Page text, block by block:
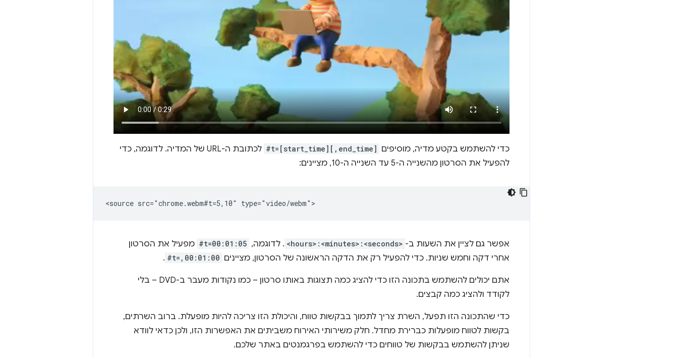
כדי להשתמש בקטע מדיה, מוסיפים #t=[start_time][,end_time]
לכתובת ה-URL של המדיה. לדוגמה, כדי
להפעיל את הסרטון מהשנייה ה-5 עד השנייה ה-10, מציינים:
אפשר גם לציין את השעות ב- <hours>:<minutes>:<seconds> . לדוגמה, ‫ #t=00:01:05 מפעיל את הסרטון
אחרי דקה וחמש שניות. כדי להפעיל רק את הדקה הראשונה של הסרטון, מציינים #t=,00:01:00
.
אתם יכולים להשתמש בתכונה הזו כדי להציג כמה תצוגות באותו סרטון – כמו נקודות מעבר ב-DVD – בלי
לקודד ולהציג כמה קבצים.
כדי שהתכונה הזו תפעל, השרת צריך לתמוך בבקשות טווח, והיכולת הזו צריכה להיות מופעלת. ברוב השרתים,
בקשות לטווח מופעלות כברירת מחדל. חלק משירותי האירוח משביתים את האפשרות הזו, ולכן כדאי לוודא
שניתן להשתמש בבקשות של טווחים כדי להשתמש בפרגמנטים באתר שלכם.